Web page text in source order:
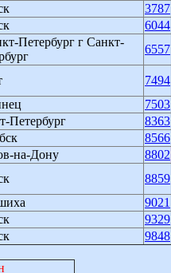
3787
6044
Петербург г Санкт-
6557
7494
7503
Петербург 8363
8566
на-Дону 8802
8859
9021
9329
9848